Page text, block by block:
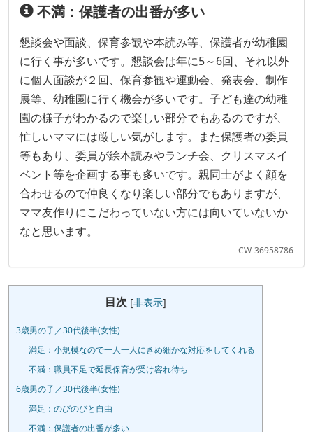
不満：保護者の出番が多い
懇談会や面談、保育参観や本読み等、保護者が幼稚園
に行く事が多いです。懇談会は年に5～6回、それ以外
に個人面談が２回、保育参観や運動会、発表会、制作
展等、幼稚園に行く機会が多いです。子ども達の幼稚
園の様子がわかるので楽しい部分でもあるのですが、
忙しいママには厳しい気がします。また保護者の委員
等もあり、委員が絵本読みやランチ会、クリスマスイ
ベント等を企画する事も多いです。親同士がよく顔を
合わせるので仲良くなり楽しい部分でもありますが、
ママ友作りにこだわっていない方には向いていないか
なと思います。
CW-36958786
目次 [非表示]
3歳男の子／30代後半(女性)
満足：小規模なので一人一人にきめ細かな対応をしてくれる
不満：職員不足で延長保育が受け容れ待ち
6歳男の子／30代後半(女性)
満足：のびのびと自由
不満：保護者の出番が多い